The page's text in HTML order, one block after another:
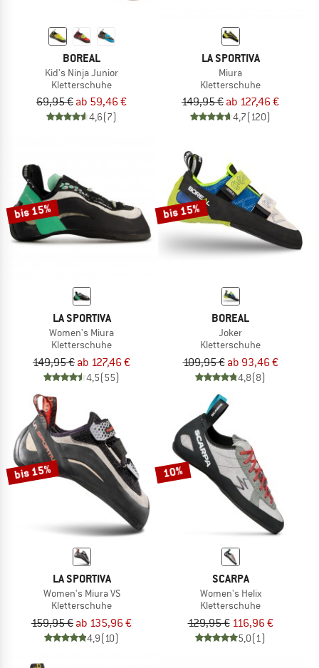
BOREAL
Kid's Ninja Junior
Kletterschuhe
69,95 € ab 59,46 €
4,6(7)
LA SPORTIVA
Miura
Kletterschuhe
149,95 € ab 127,46 €
4,7(120)
bis 15%
LA SPORTIVA
Women's Miura
Kletterschuhe
149,95 € ab 127,46 €
4,5(55)
bis 15%
BOREAL
Joker
Kletterschuhe
109,95 € ab 93,46 €
4,8(8)
bis 15%
LA SPORTIVA
Women's Miura VS
Kletterschuhe
159,95 € ab 135,96 €
4,9(10)
10%
SCARPA
Women's Helix
Kletterschuhe
129,95 € 116,96 €
5,0(1)